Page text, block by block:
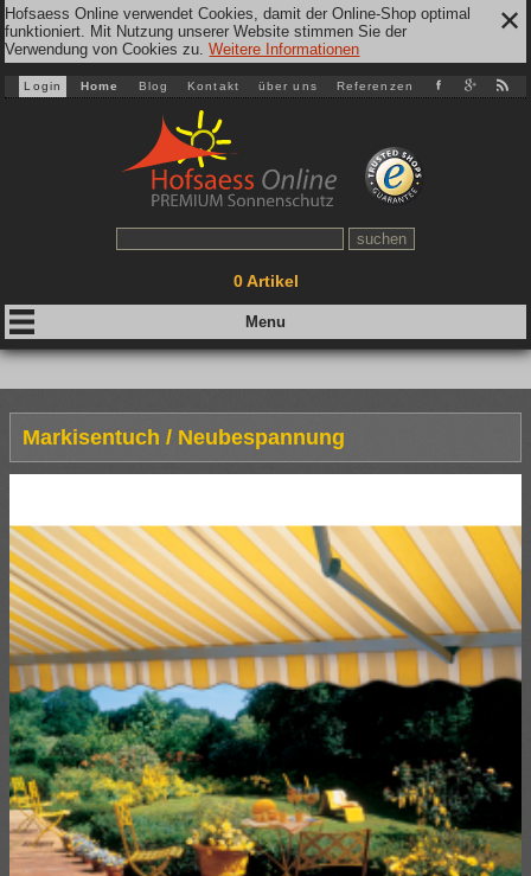
Hofsaess Online verwendet Cookies, damit der Online-Shop optimal
funktioniert. Mit Nutzung unserer Website stimmen Sie der
Verwendung von Cookies zu.Weitere Informationen
✕
Login Home Blog Kontakt über uns Referenzen
0Artikel
Markisentuch / Neubespannung